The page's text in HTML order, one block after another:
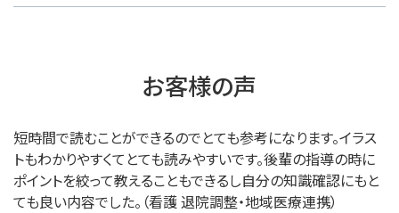
お客様の声
短時間で読むことができるのでとても参考になります。イラス
トもわかりやすくてとても読みやすいです。後輩の指導の時に
ポイントを絞って教えることもできるし自分の知識確認にもと
ても良い内容でした。（看護 退院調整・地域医療連携）